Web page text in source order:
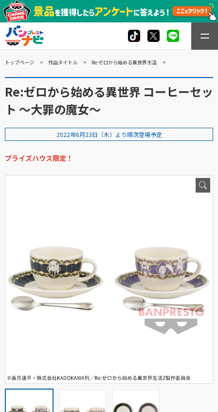
トップページ 作品タイトル Re:ゼロから始める異世界生活
Re:ゼロから始める異世界 コーヒーセッ
ト ～大罪の魔女～
2022年6月23日（木）より順次登場予定
プライズハウス限定！